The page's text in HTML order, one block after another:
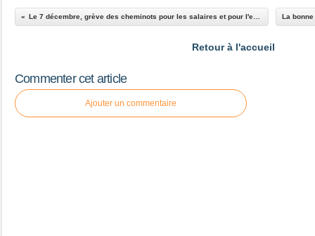
Retour à l'accueil
Commenter cet article
Ajouter un commentaire